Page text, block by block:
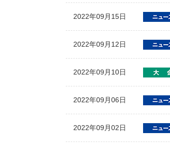
2022年09月15日
2022年09月12日
2022年09月10日
2022年09月06日
2022年09月02日